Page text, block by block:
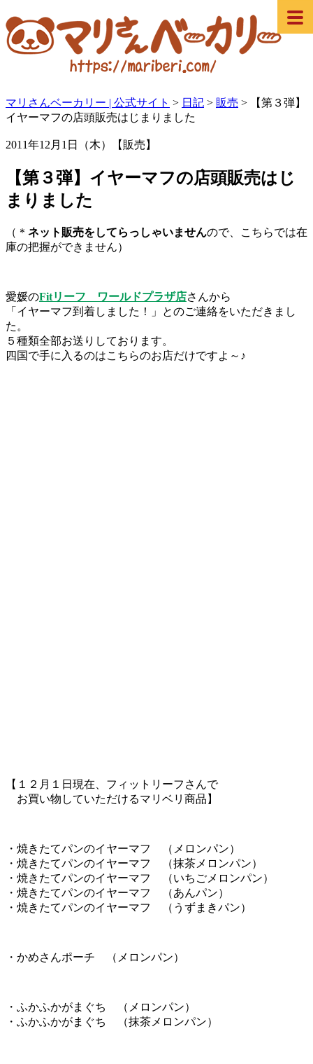
マリさんベーカリー | 公式サイト > 日記 > 販売 >
【第３弾】
イヤーマフの店頭販売はじまりました
2011年12月1日（木）【販売】
【第３弾】イヤーマフの店頭販売はじ
まりました
（＊ ネット販売をしてらっしゃいませんので、こちらでは在
庫の把握ができません）
愛媛のFitリーフ ワールドプラザ店さんから
「イヤーマフ到着しました！」とのご連絡をいただきまし
た。
５種類全部お送りしております。
四国で手に入るのはこちらのお店だけですよ～♪
【１２月１日現在、フィットリーフさんで
お買い物していただけるマリベリ商品】
・焼きたてパンのイヤーマフ （メロンパン）
・焼きたてパンのイヤーマフ （抹茶メロンパン）
・焼きたてパンのイヤーマフ （いちごメロンパン）
・焼きたてパンのイヤーマフ （あんパン）
・焼きたてパンのイヤーマフ （うずまきパン）
・かめさんポーチ （メロンパン）
・ふかふかがまぐち （メロンパン）
・ふかふかがまぐち （抹茶メロンパン）